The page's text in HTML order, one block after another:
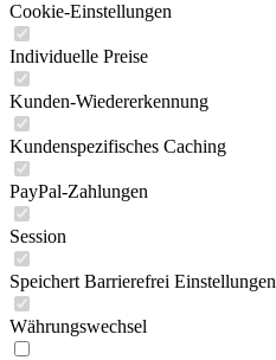
Cookie-Einstellungen
Individuelle Preise
Kunden-Wiedererkennung
Kundenspezifisches Caching
PayPal-Zahlungen
Session
Speichert Barrierefrei Einstellungen
Währungswechsel